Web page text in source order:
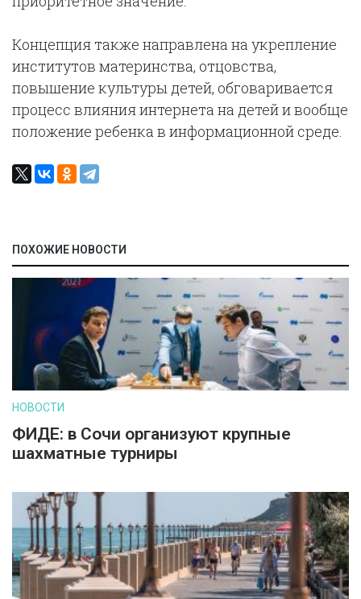
Концепция также направлена на укрепление
институтов материнства, отцовства,
повышение культуры детей, обговаривается
процесс влияния интернета на детей и вообще
положение ребенка в информационной среде.
ПОХОЖИЕ НОВОСТИ
НОВОСТИ
ФИДЕ: в Сочи организуют крупные
шахматные турниры